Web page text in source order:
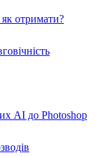
отримати?
AI до Photoshop